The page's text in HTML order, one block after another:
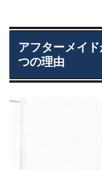
アフターメイ
つの理由